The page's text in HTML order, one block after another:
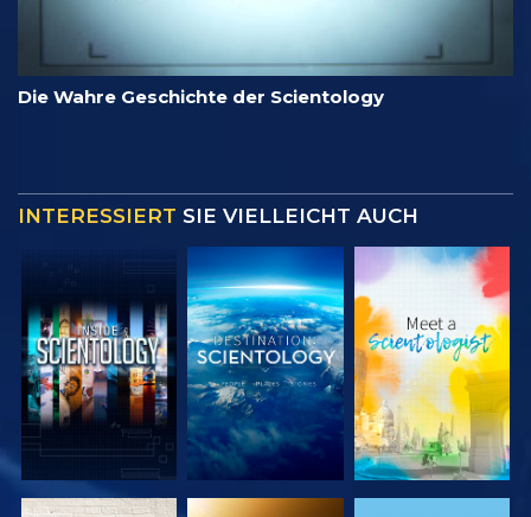
Die Wahre Geschichte der Scientology
INTERESSIERT SIE VIELLEICHT AUCH